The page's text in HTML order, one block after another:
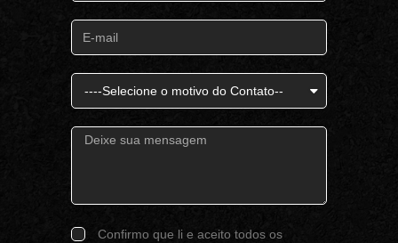
Confirmo que li e aceito todos os